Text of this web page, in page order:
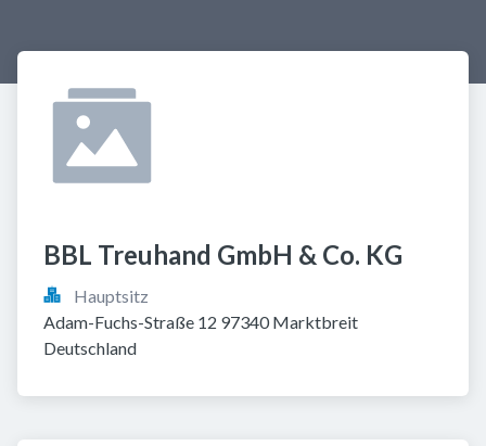
BBL Treuhand GmbH & Co. KG
Hauptsitz
Adam-Fuchs-Straße 12 97340 Marktbreit
Deutschland